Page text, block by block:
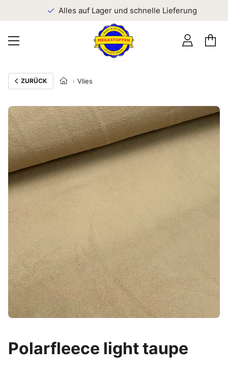
Alles auf Lager und schnelle Lieferung
ZURÜCK Vlies
Polarfleece light taupe